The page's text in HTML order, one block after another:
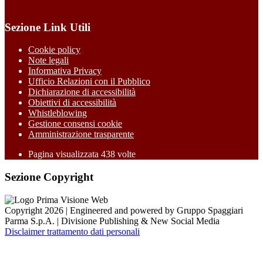
Sezione Link Utili
Cookie policy
Note legali
Informativa Privacy
Ufficio Relazioni con il Pubblico
Dichiarazione di accessibilità
Obiettivi di accessibilità
Whistleblowing
Gestione consensi cookie
Amministrazione trasparente
Pagina visualizzata 438 volte
Sezione Copyright
Copyright 2026 | Engineered and powered by Gruppo Spaggiari
Parma S.p.A. | Divisione Publishing & New Social Media
Disclaimer trattamento dati personali